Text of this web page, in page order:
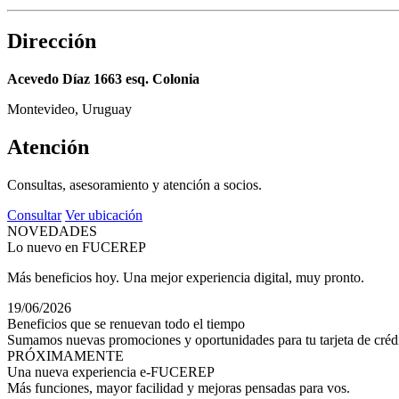
Dirección
Acevedo Díaz 1663 esq. Colonia
Montevideo, Uruguay
Atención
Consultas, asesoramiento y atención a socios.
Consultar Ver ubicación
NOVEDADES
Lo nuevo en FUCEREP
Más beneficios hoy. Una mejor experiencia digital, muy pronto.
19/06/2026
Beneficios que se renuevan todo el tiempo
Sumamos nuevas promociones y oportunidades para tu tarjeta de
PRÓXIMAMENTE
Una nueva experiencia e-FUCEREP
Más funciones, mayor facilidad y mejoras pensadas para vos.